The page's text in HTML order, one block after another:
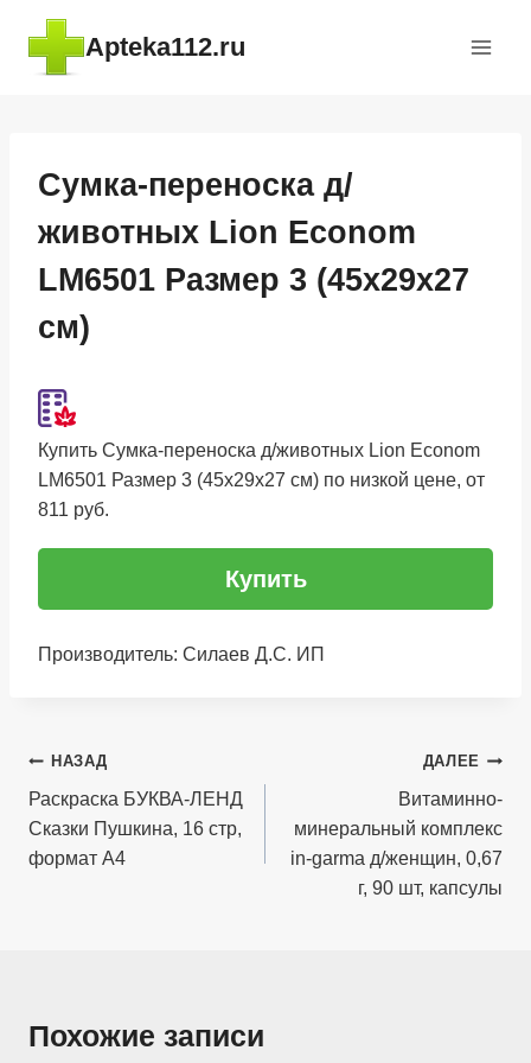
Перейти
содержимому
Apteka112.ru
Сумка-переноска д/
животных Lion Econom
LM6501 Размер 3 (45x29x27
см)
Купить Сумка-переноска д/животных Lion Econom
LM6501 Размер 3 (45x29x27 см) по низкой цене, от
811 руб.
Купить
Производитель: Силаев Д.С. ИП
Навигация
по
записям
НАЗАД
Раскраска БУКВА-ЛЕНД
Сказки Пушкина, 16 стр,
формат А4
ДАЛЕЕ
Витаминно-
минеральный комплекс
in-garma д/женщин, 0,67
г, 90 шт, капсулы
Похожие записи